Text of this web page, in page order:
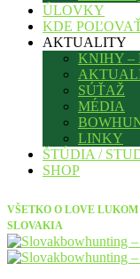
ÚLOVKY
KDE
AKTUALITY
KNIHY –
SÚŤAŽ
MÉDIA
LINKY
ŠTÚDIA /
SHOP
VŠETKO O LOVE
SLOVAKIA